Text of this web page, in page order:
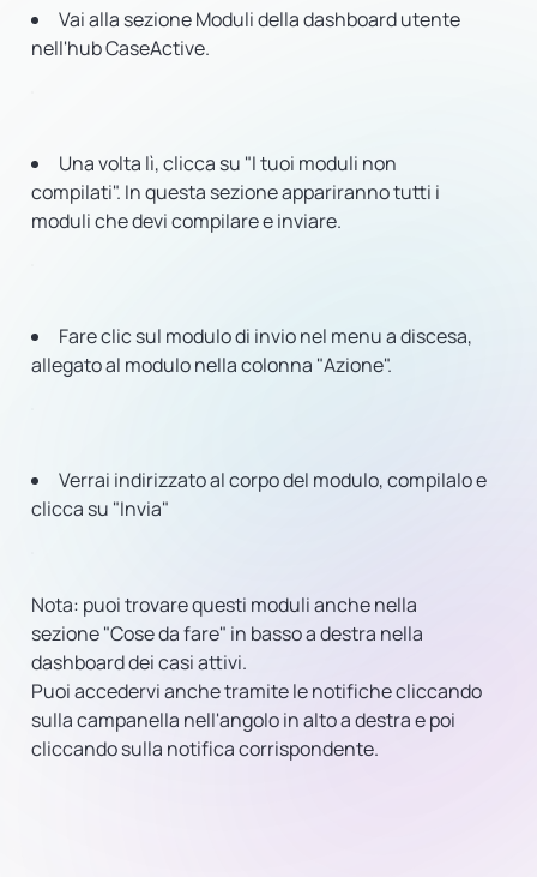
Vai alla sezione Moduli della dashboard utente
nell'hub CaseActive.
Una volta lì, clicca su "I tuoi moduli non
compilati". In questa sezione appariranno tutti i
moduli che devi compilare e inviare.
Fare clic sul modulo di invio nel menu a discesa,
allegato al modulo nella colonna "Azione".
Verrai indirizzato al corpo del modulo, compilalo e
clicca su "Invia"
Nota: puoi trovare questi moduli anche nella
sezione "Cose da fare" in basso a destra nella
dashboard dei casi attivi.
Puoi accedervi anche tramite le notifiche cliccando
sulla campanella nell'angolo in alto a destra e poi
cliccando sulla notifica corrispondente.